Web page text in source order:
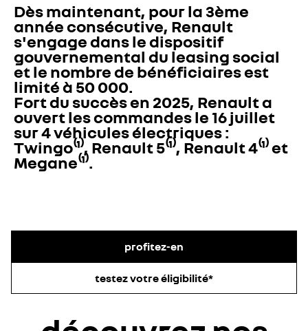
Dès maintenant, pour la 3ème
année consécutive, Renault
s'engage dans le dispositif
gouvernemental du leasing social
et le nombre de bénéficiaires est
limité à 50 000.
Fort du succès en 2025, Renault a
ouvert les commandes le 16 juillet
sur 4 véhicules électriques :
Twingo⁽¹⁾, Renault 5⁽¹⁾, Renault 4⁽¹⁾ et
Megane⁽¹⁾.
profitez-en
testez votre éligibilité*